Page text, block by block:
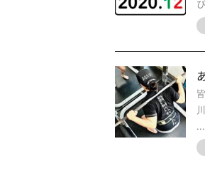
...